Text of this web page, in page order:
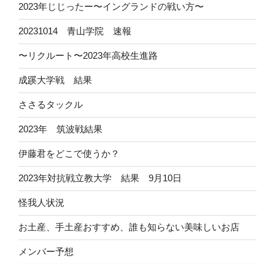
2023年じじったー〜イングランドの戦い方〜
20231014 青山学院 速報
〜リクルート〜2023年高校生進路
成蹊大学戦 結果
ささるタックル
2023年 筑波戦結果
伊藤君をどこで使うか？
2023年対抗戦立教大学 結果 9月10日
怪我人状況
お土産、手土産おすすめ、誰も知らない美味しいお店
メンバー予想